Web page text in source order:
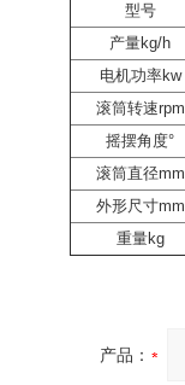
型号
产量kg/h
电机功率kw
滚筒转速rpm
摇摆角度°
滚筒直径mm
外形尺寸mm
重量kg
产品：